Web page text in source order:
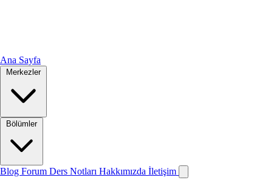
Ana Sayfa
Merkezler
Bölümler
Blog Forum Ders Notları Hakkımızda İletişim